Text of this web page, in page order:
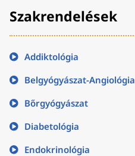
Szakrendelések
Addiktológia
Belgyógyászat-Angiológia
Bőrgyógyászat
Diabetológia
Endokrinológia